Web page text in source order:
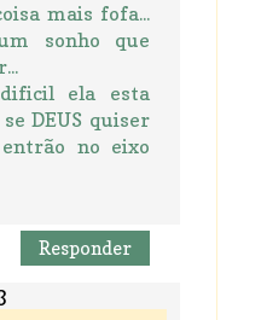
mais fofa...
sonho que
ela esta
DEUS quiser
no eixo
Responder